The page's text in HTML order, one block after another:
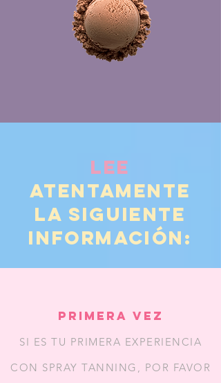
LEE
ATENTAMENTE
LA SIGUIENTE
INFORMACIÓN:
PRIMERA VEZ
SI ES TU PRIMERA EXPERIENCIA
CON SPRAY TANNING, POR FAVOR